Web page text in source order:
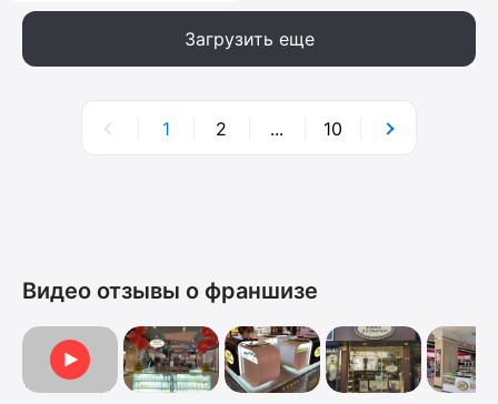
Загрузить еще
1 2 ... 10
Видео отзывы о франшизе
Отзыв о франшизе